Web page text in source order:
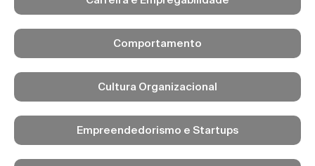
Comportamento
Cultura Organizacional
Empreendedorismo e Startups